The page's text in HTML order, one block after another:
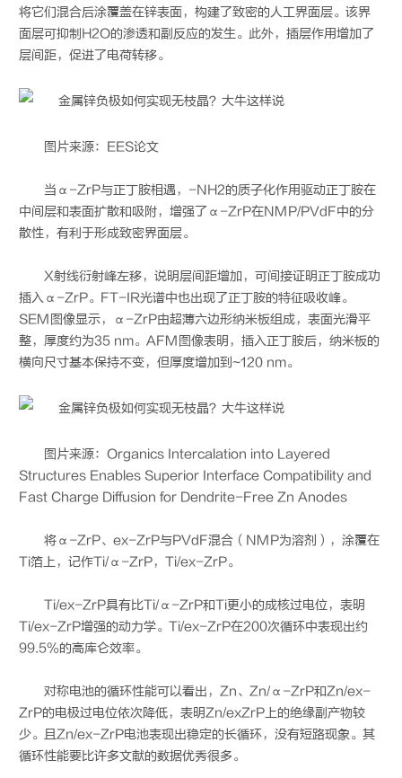
将它们混合后涂覆盖在锌表面，构建了致密的人工界面层。该界
面层可抑制H2O的渗透和副反应的发生。此外，插层作用增加了
层间距，促进了电荷转移。
图片来源：EES论文
当α-ZrP与正丁胺相遇，-NH2的质子化作用驱动正丁胺在
中间层和表面扩散和吸附，增强了α-ZrP在NMP/PVdF中的分
散性，有利于形成致密界面层。
X射线衍射峰左移，说明层间距增加，可间接证明正丁胺成功
插入α-ZrP。FT-IR光谱中也出现了正丁胺的特征吸收峰。
SEM图像显示，α-ZrP由超薄六边形纳米板组成，表面光滑平
整，厚度约为35 nm。AFM图像表明，插入正丁胺后，纳米板的
横向尺寸基本保持不变，但厚度增加到~120 nm。
图片来源：Organics Intercalation into Layered
Structures Enables Superior Interface Compatibility and
Fast Charge Diffusion for Dendrite-Free Zn Anodes
将α-ZrP、ex-ZrP与PVdF混合（NMP为溶剂），涂覆在
Ti箔上，记作Ti/α-ZrP，Ti/ex-ZrP。
Ti/ex-ZrP具有比Ti/α-ZrP和Ti更小的成核过电位，表明
Ti/ex-ZrP增强的动力学。Ti/ex-ZrP在200次循环中表现出约
99.5%的高库仑效率。
对称电池的循环性能可以看出，Zn、Zn/α-ZrP和Zn/ex-
ZrP的电极过电位依次降低，表明Zn/exZrP上的绝缘副产物较
少。且Zn/ex-ZrP电池表现出稳定的长循环，没有短路现象。其
循环性能要比许多文献的数据优秀很多。